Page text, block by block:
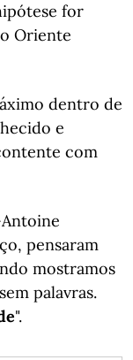
for
Oriente
dentro de
e
com
pensaram
mostramos
palavras.
".